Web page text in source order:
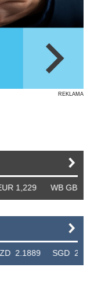
REKLAMA
WB GBP
SGD 2.9048